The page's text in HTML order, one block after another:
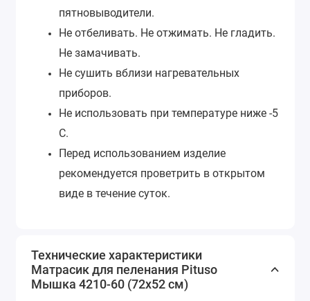
пятновыводители.
Не отбеливать. Не отжимать. Не гладить.
Не замачивать.
Не сушить вблизи нагревательных
приборов.
Не использовать при температуре ниже -5
С.
Перед использованием изделие
рекомендуется проветрить в открытом
виде в течение суток.
Технические характеристики
Матрасик для пеленания Pituso
Мышка 4210-60 (72х52 см)